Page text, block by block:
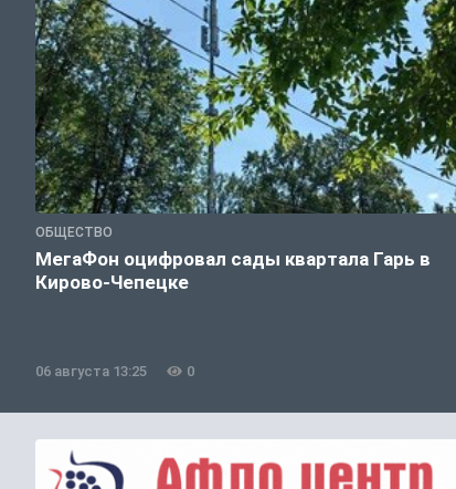
ОБЩЕСТВО
МегаФон оцифровал сады квартала Гарь в
Кирово-Чепецке
06 августа 13:25 0